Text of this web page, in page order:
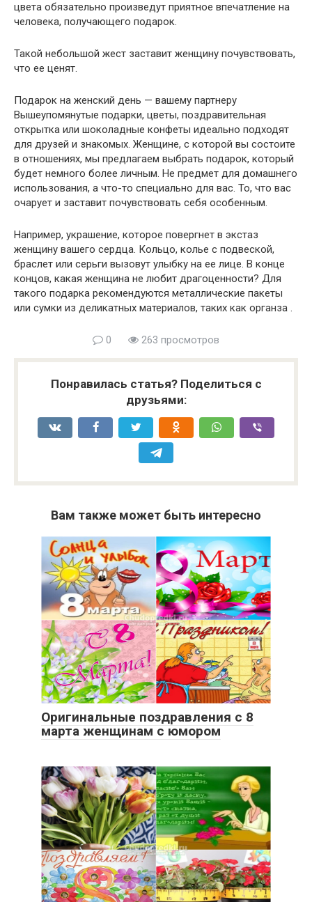
цвета обязательно произведут приятное впечатление на
человека, получающего подарок.
Такой небольшой жест заставит женщину почувствовать,
что ее ценят.
Подарок на женский день — вашему партнеру
Вышеупомянутые подарки, цветы, поздравительная
открытка или шоколадные конфеты идеально подходят
для друзей и знакомых. Женщине, с которой вы состоите
в отношениях, мы предлагаем выбрать подарок, который
будет немного более личным. Не предмет для домашнего
использования, а что-то специально для вас. То, что вас
очарует и заставит почувствовать себя особенным.
Например, украшение, которое повергнет в экстаз
женщину вашего сердца. Кольцо, колье с подвеской,
браслет или серьги вызовут улыбку на ее лице. В конце
концов, какая женщина не любит драгоценности? Для
такого подарка рекомендуются металлические пакеты
или сумки из деликатных материалов, таких как органза .
0 263 просмотров
Понравилась статья? Поделиться с
друзьями:
Вам также может быть интересно
Оригинальные поздравления с 8
марта женщинам с юмором